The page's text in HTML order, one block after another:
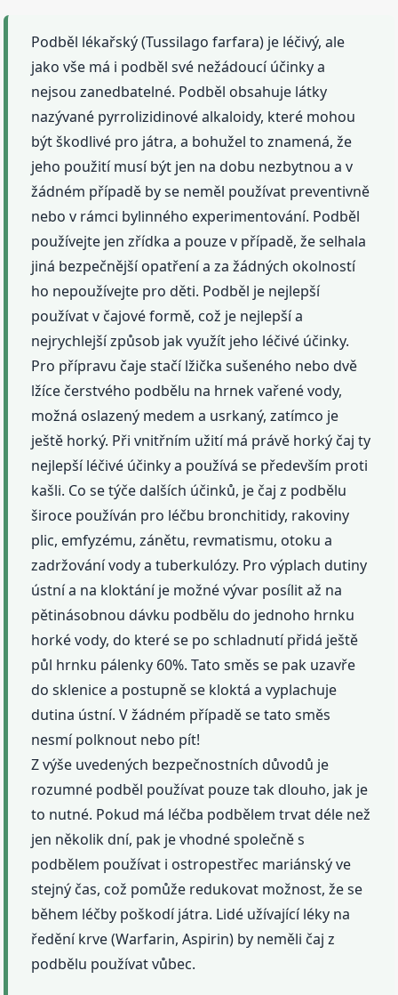
Podběl lékařský (Tussilago farfara) je léčivý, ale
jako vše má i podběl své nežádoucí účinky a
nejsou zanedbatelné. Podběl obsahuje látky
nazývané pyrrolizidinové alkaloidy, které mohou
být škodlivé pro játra, a bohužel to znamená, že
jeho použití musí být jen na dobu nezbytnou a v
žádném případě by se neměl používat preventivně
nebo v rámci bylinného experimentování. Podběl
používejte jen zřídka a pouze v případě, že selhala
jiná bezpečnější opatření a za žádných okolností
ho nepoužívejte pro děti. Podběl je nejlepší
používat v čajové formě, což je nejlepší a
nejrychlejší způsob jak využít jeho léčivé účinky.
Pro přípravu čaje stačí lžička sušeného nebo dvě
lžíce čerstvého podbělu na hrnek vařené vody,
možná oslazený medem a usrkaný, zatímco je
ještě horký. Při vnitřním užití má právě horký čaj ty
nejlepší léčivé účinky a používá se především proti
kašli. Co se týče dalších účinků, je čaj z podbělu
široce používán pro léčbu bronchitidy, rakoviny
plic, emfyzému, zánětu, revmatismu, otoku a
zadržování vody a tuberkulózy. Pro výplach dutiny
ústní a na kloktání je možné vývar posílit až na
pětinásobnou dávku podbělu do jednoho hrnku
horké vody, do které se po schladnutí přidá ještě
půl hrnku pálenky 60%. Tato směs se pak uzavře
do sklenice a postupně se kloktá a vyplachuje
dutina ústní. V žádném případě se tato směs
nesmí polknout nebo pít!
Z výše uvedených bezpečnostních důvodů je
rozumné podběl používat pouze tak dlouho, jak je
to nutné. Pokud má léčba podbělem trvat déle než
jen několik dní, pak je vhodné společně s
podbělem používat i ostropestřec mariánský ve
stejný čas, což pomůže redukovat možnost, že se
během léčby poškodí játra. Lidé užívající léky na
ředění krve (Warfarin, Aspirin) by neměli čaj z
podbělu používat vůbec.